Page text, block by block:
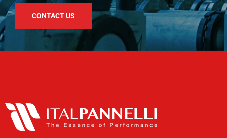
CONTACT US